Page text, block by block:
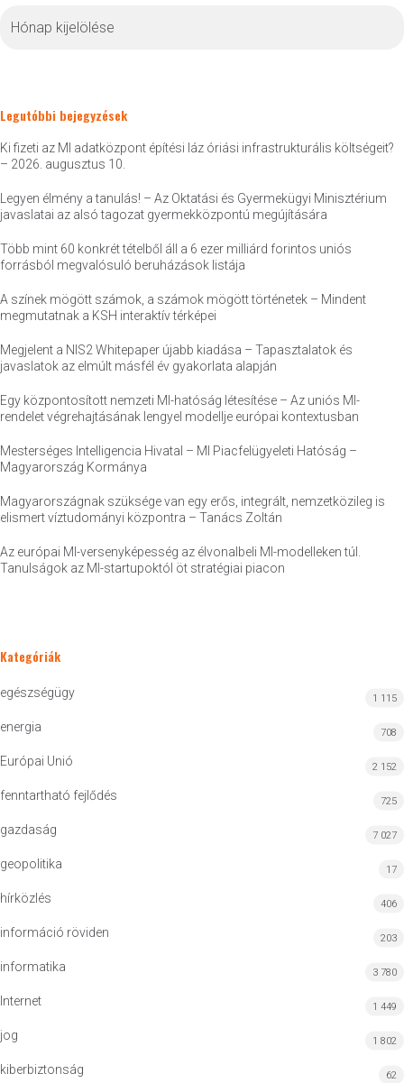
Legutóbbi bejegyzések
Ki fizeti az MI adatközpont építési láz óriási infrastrukturális költségeit?
– 2026. augusztus 10.
Legyen élmény a tanulás! – Az Oktatási és Gyermekügyi Minisztérium
javaslatai az alsó tagozat gyermekközpontú megújítására
Több mint 60 konkrét tételből áll a 6 ezer milliárd forintos uniós
forrásból megvalósuló beruházások listája
A színek mögött számok, a számok mögött történetek – Mindent
megmutatnak a KSH interaktív térképei
Megjelent a NIS2 Whitepaper újabb kiadása – Tapasztalatok és
javaslatok az elmúlt másfél év gyakorlata alapján
Egy központosított nemzeti MI-hatóság létesítése – Az uniós MI-
rendelet végrehajtásának lengyel modellje európai kontextusban
Mesterséges Intelligencia Hivatal – MI Piacfelügyeleti Hatóság –
Magyarország Kormánya
Magyarországnak szüksége van egy erős, integrált, nemzetközileg is
elismert víztudományi központra – Tanács Zoltán
Az európai MI-versenyképesség az élvonalbeli MI-modelleken túl.
Tanulságok az MI-startupoktól öt stratégiai piacon
Kategóriák
egészségügy 1 115
energia 708
Európai Unió 2 152
fenntartható fejlődés 725
gazdaság 7 027
geopolitika 17
hírközlés 406
információ röviden 203
informatika 3 780
Internet 1 449
jog 1 802
kiberbiztonság 62